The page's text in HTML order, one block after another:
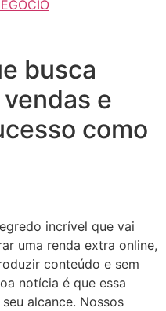
busca
e
como
incrível que vai
uma renda extra online,
conteúdo e sem
notícia é que essa
alcance. Nossos